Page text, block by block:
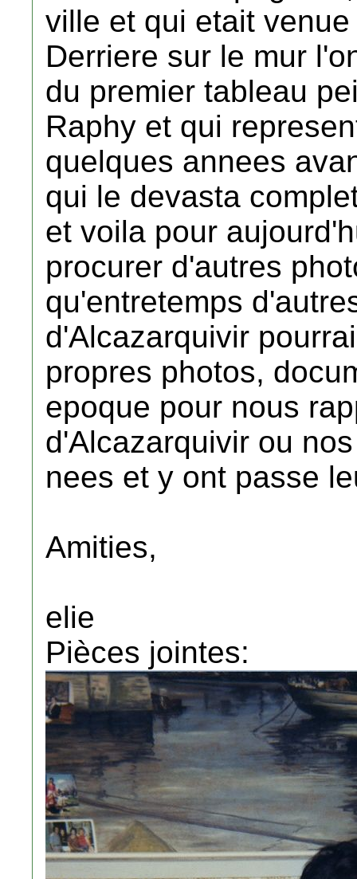
ville et qui etait
Derriere sur le mur
du premier tableau
Raphy et qui
quelques annees
qui le devasta
et voila pour
procurer d'autres
qu'entretemps
d'Alcazarquivir
propres photos,
epoque pour nous
d'Alcazarquivir ou
nees et y ont passe
Amities,
elie
Pièces jointes: